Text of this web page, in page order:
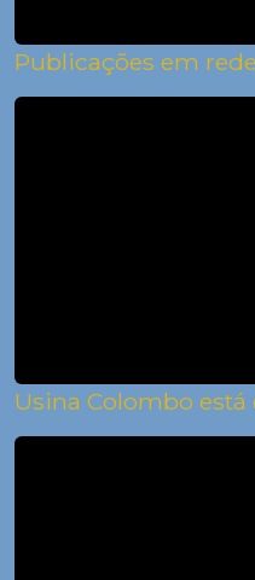
Publicações em
Usina Colombo